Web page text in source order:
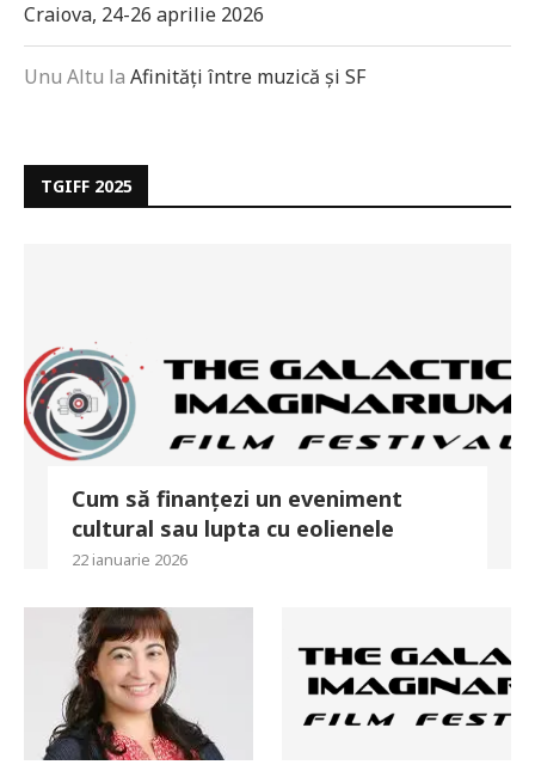
Craiova, 24-26 aprilie 2026
Unu Altu la Afinități între muzică și SF
TGIFF 2025
Cum să finanțezi un eveniment
cultural sau lupta cu eolienele
22 ianuarie 2026